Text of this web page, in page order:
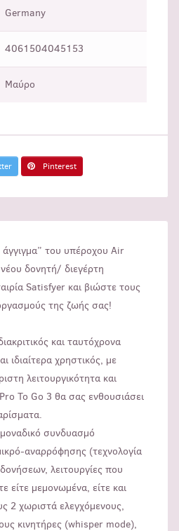
Germany
4061504045153
Μαύρo
Pinterest
του υπέροχου Air
δονητή/ διεγέρτη
Satisfyer και βιώστε τους
της ζωής σας!
και ταυτόχρονα
ιδιαίτερα χρηστικός, με
λειτουργικότητα και
To Go 3 θα σας ενθουσιάσει
συνδυασμό
αναρρόφησης (τεχνολογία
λειτουργίες που
είτε μεμονωμένα, είτε και
2 χωριστά ελεγχόμενους,
κινητήρες (whisper mode),